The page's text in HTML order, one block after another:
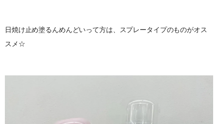
日焼け止め塗るんめんどいって方は、スプレータイプのものがオス
スメ☆